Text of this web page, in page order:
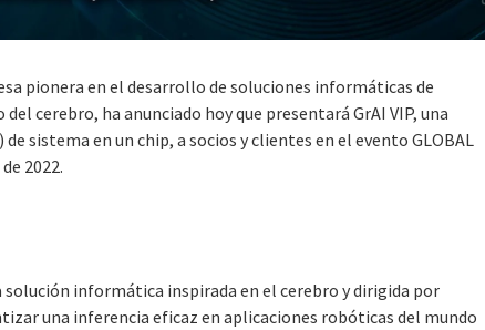
pionera en el desarrollo de soluciones informáticas de
cerebro, ha anunciado hoy que presentará GrAI VIP, una
sistema en un chip, a socios y clientes en el evento GLOBAL
2022.
solución informática inspirada en el cerebro y dirigida por
una inferencia eficaz en aplicaciones robóticas del mundo